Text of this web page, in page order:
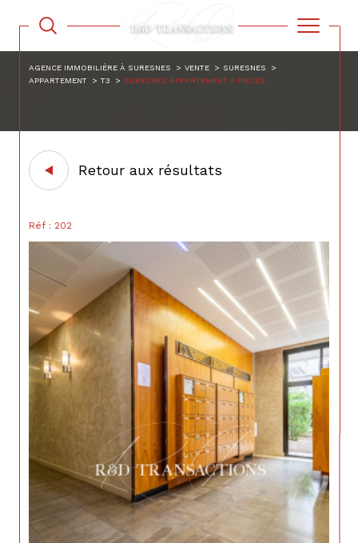
AGENCE IMMOBILIÈRE À SURESNES VENTE
SURESNES
APPARTEMENT
T3 SURESNES APPARTEMENT 3 PIECES
Retour aux résultats
Réf : 202